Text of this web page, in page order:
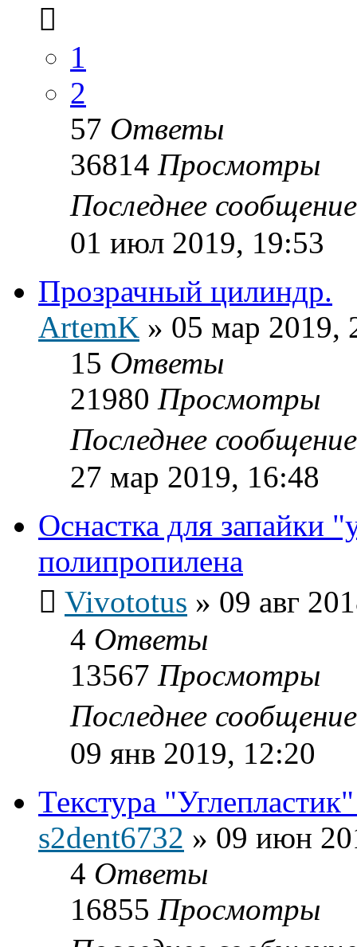
1
2
57 Ответы
36814 Просмотры
Последнее
01 июл 2019, 19:53
Прозрачный цилиндр.
ArtemK » 05 мар 2019,
15 Ответы
21980 Просмотры
Последнее
27 мар 2019, 16:48
Оснастка для запайки
полипропилена
Vivototus » 09 авг
4 Ответы
13567 Просмотры
Последнее
09 янв 2019, 12:20
Текстура
s2dent6732 » 09 июн
4 Ответы
16855 Просмотры